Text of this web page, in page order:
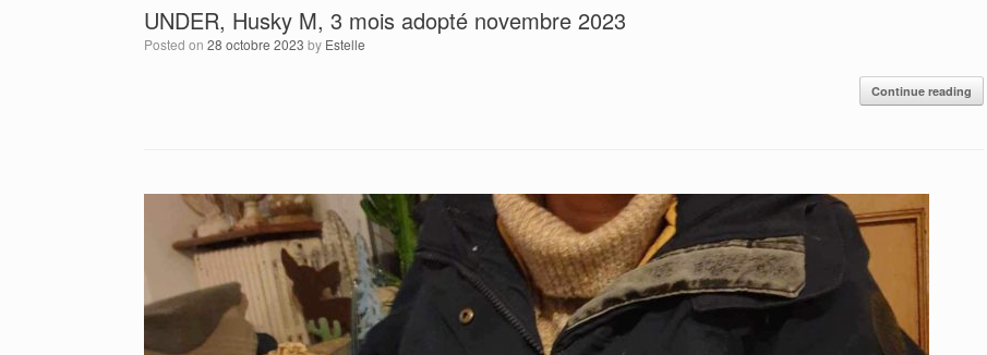
UNDER, Husky M, 3 mois adopté novembre 2023
Posted on 28 octobre 2023 by Estelle
Continue reading